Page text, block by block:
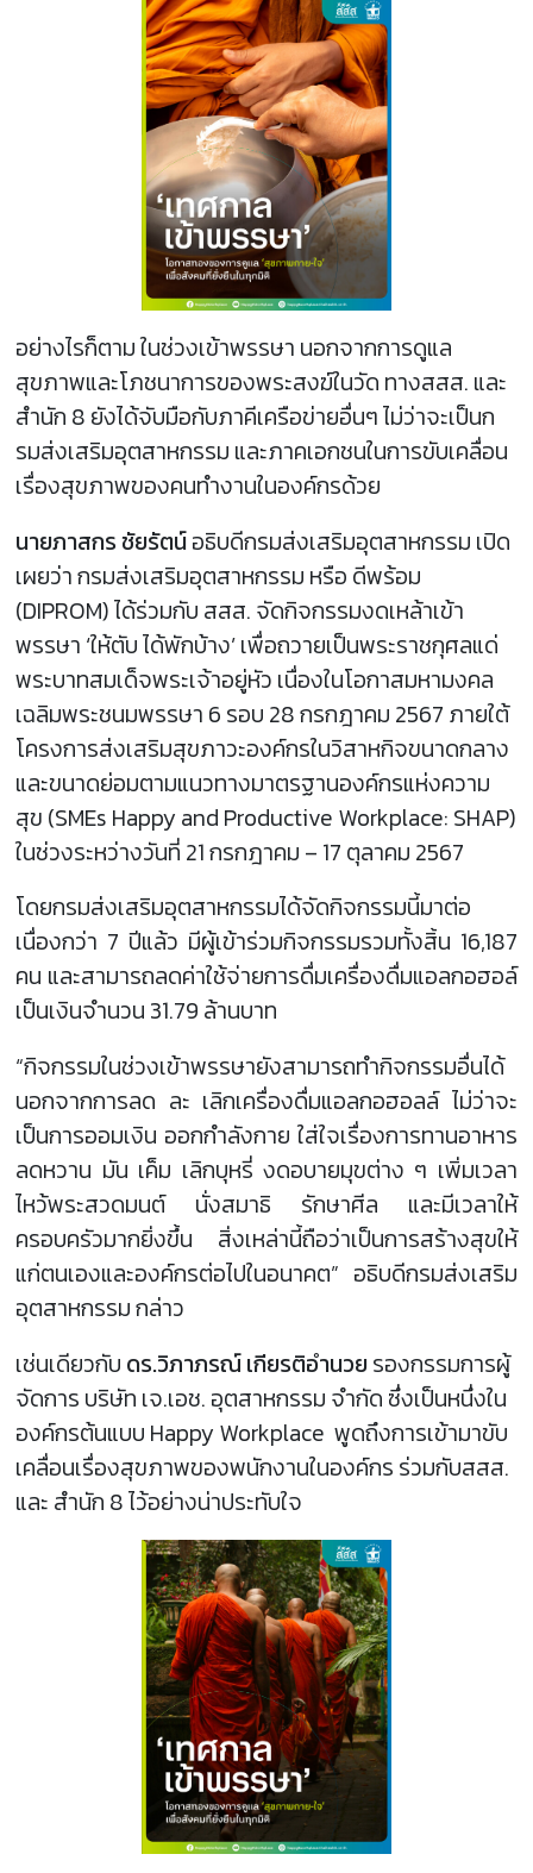
อย่างไรก็ตาม ในช่วงเข้าพรรษา นอกจากการดูแล
สุขภาพและโภชนาการของพระสงฆ์ในวัด ทางสสส. และ
สำนัก 8 ยังได้จับมือกับภาคีเครือข่ายอื่นๆ ไม่ว่าจะเป็นก
รมส่งเสริมอุตสาหกรรม และภาคเอกชนในการขับเคลื่อน
เรื่องสุขภาพของคนทำงานในองค์กรด้วย
นายภาสกร ชัยรัตน์อธิบดีกรมส่งเสริมอุตสาหกรรม เปิด
เผยว่า กรมส่งเสริมอุตสาหกรรม หรือ ดีพร้อม
(DIPROM) ได้ร่วมกับ สสส. จัดกิจกรรมงดเหล้าเข้า
พรรษา ‘ให้ตับ ได้พักบ้าง’ เพื่อถวายเป็นพระราชกุศลแด่
พระบาทสมเด็จพระเจ้าอยู่หัว เนื่องในโอกาสมหามงคล
เฉลิมพระชนมพรรษา 6 รอบ 28 กรกฎาคม 2567 ภายใต้
โครงการส่งเสริมสุขภาวะองค์กรในวิสาหกิจขนาดกลาง
และขนาดย่อมตามแนวทางมาตรฐานองค์กรแห่งความ
สุข (SMEs Happy and Productive Workplace: SHAP)
ในช่วงระหว่างวันที่ 21 กรกฎาคม – 17 ตุลาคม 2567
โดยกรมส่งเสริมอุตสาหกรรมได้จัดกิจกรรมนี้มาต่อ
เนื่องกว่า 7 ปีแล้ว มีผู้เข้าร่วมกิจกรรมรวมทั้งสิ้น 16,187
คน และสามารถลดค่าใช้จ่ายการดื่มเครื่องดื่มแอลกอฮอล์
เป็นเงินจำนวน 31.79 ล้านบาท
“กิจกรรมในช่วงเข้าพรรษายังสามารถทำกิจกรรมอื่นได้
นอกจากการลด ละ เลิกเครื่องดื่มแอลกอฮอลล์ ไม่ว่าจะ
เป็นการออมเงิน ออกกำลังกาย ใส่ใจเรื่องการทานอาหาร
ลดหวาน มัน เค็ม เลิกบุหรี่ งดอบายมุขต่าง ๆ เพิ่มเวลา
ไหว้พระสวดมนต์ นั่งสมาธิ รักษาศีล และมีเวลาให้
ครอบครัวมากยิ่งขึ้น สิ่งเหล่านี้ถือว่าเป็นการสร้างสุขให้
แก่ตนเองและองค์กรต่อไปในอนาคต” อธิบดีกรมส่งเสริม
อุตสาหกรรม กล่าว
เช่นเดียวกับ ดร.วิภาภรณ์ เกียรติอำนวยรองกรรมการผู้
จัดการ บริษัท เจ.เอช. อุตสาหกรรม จำกัด ซึ่งเป็นหนึ่งใน
องค์กรต้นแบบ Happy Workplace พูดถึงการเข้ามาขับ
เคลื่อนเรื่องสุขภาพของพนักงานในองค์กร ร่วมกับสสส.
และ สำนัก 8 ไว้อย่างน่าประทับใจ